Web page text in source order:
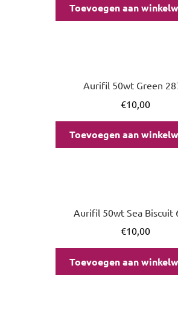
Toevoegen aan
Aurifil 50wt Green
€10,00
Toevoegen aan
Aurifil 50wt Sea Biscuit
€10,00
Toevoegen aan